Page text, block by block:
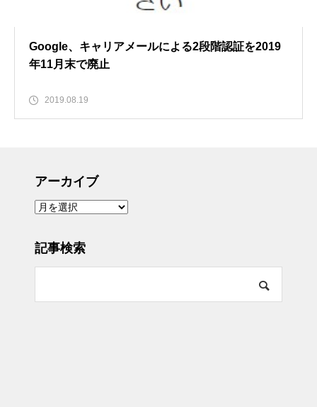
Google、キャリアメールによる2段階認証を2019
年11月末で廃止
2019.08.19
アーカイブ
ア
ー
ブ
記事検索